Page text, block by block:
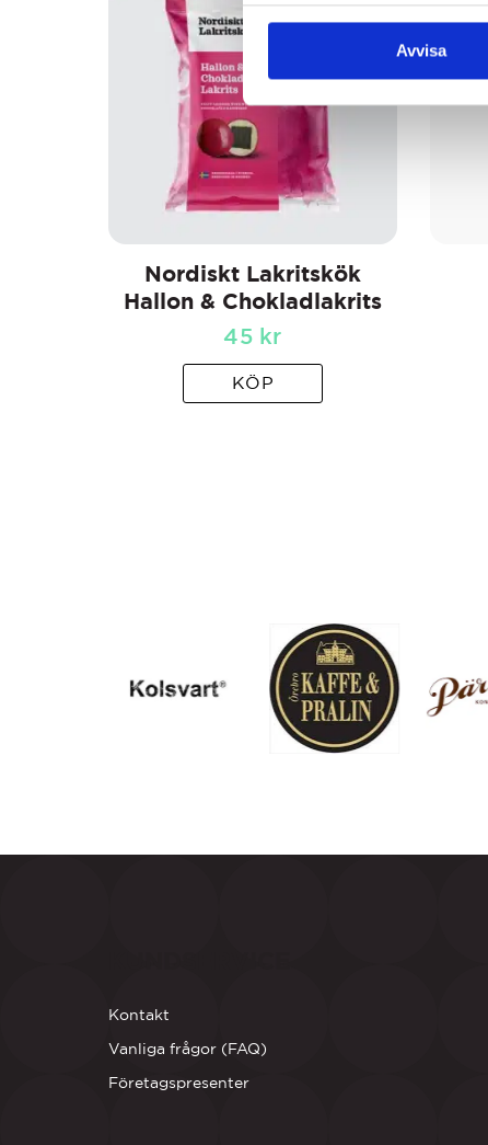
Avvisa
Nordiskt Lakritskök
Hallon & Chokladlakrits
45 kr
KÖP
Kontakt
Vanliga frågor (FAQ)
Företagspresenter